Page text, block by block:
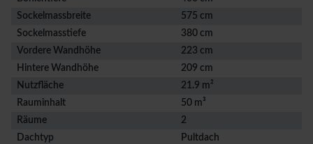
Sockelmassbreite
575 cm
Sockelmasstiefe
380 cm
Vordere Wandhöhe
223 cm
Hintere Wandhöhe
209 cm
Nutzfläche
21.9 m²
Rauminhalt
50 m³
Räume
2
Dachtyp
Pultdach